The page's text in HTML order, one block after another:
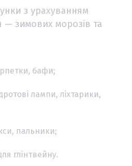
з урахуванням
— зимових морозів та
бафи;
лампи, ліхтарики,
пальники;
глінтвейну.